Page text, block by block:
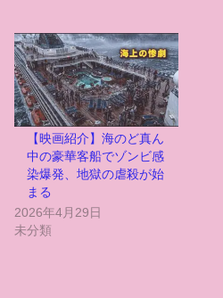
【映画紹介】海のど真ん
中の豪華客船でゾンビ感
染爆発、地獄の虐殺が始
まる
2026年4月29日
未分類